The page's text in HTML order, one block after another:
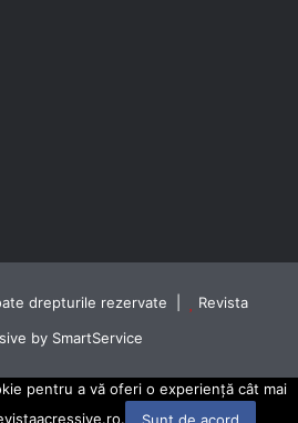
drepturile rezervate |
Revista
by SmartService
pentru a vă oferi o experiență cât mai